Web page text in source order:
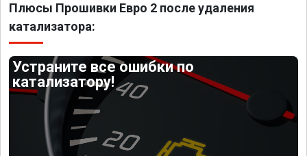
Плюсы Прошивки Евро 2 после удаления
катализатора:
Устраните все ошибки по
катализатору!